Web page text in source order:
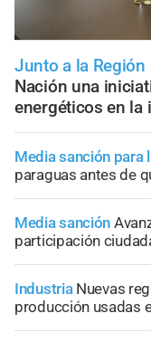
Junto a la Región
Nación una
energéticos en la
Media sanción para
paraguas antes de
Media sanción
participación
Industria Nuevas
producción usadas